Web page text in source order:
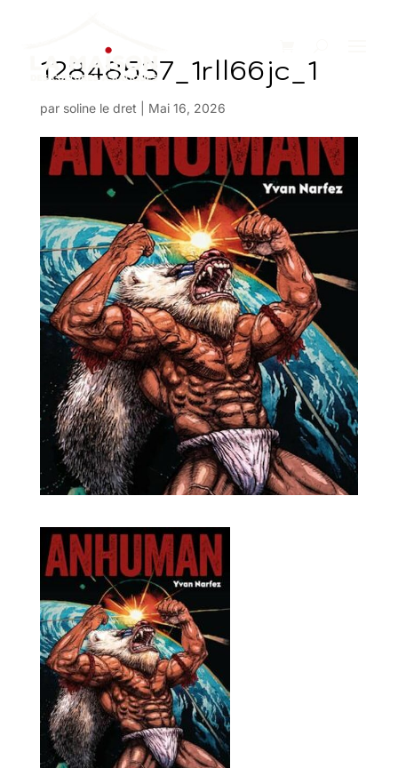
12848537_1rll66jc_1
par soline le dret Mai 16, 2026